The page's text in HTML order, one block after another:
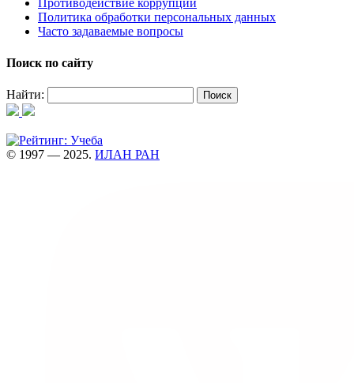
Противодействие коррупции
Политика обработки персональных данных
Часто задаваемые вопросы
Поиск по сайту
Найти:
© 1997 — 2025. ИЛАН РАН